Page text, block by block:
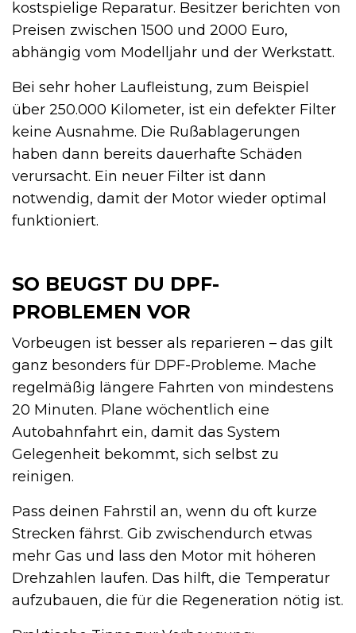
kostspielige Reparatur. Besitzer berichten von
Preisen zwischen 1500 und 2000 Euro,
abhängig vom Modelljahr und der Werkstatt.
Bei sehr hoher Laufleistung, zum Beispiel
über 250.000 Kilometer, ist ein defekter Filter
keine Ausnahme. Die Rußablagerungen
haben dann bereits dauerhafte Schäden
verursacht. Ein neuer Filter ist dann
notwendig, damit der Motor wieder optimal
funktioniert.
SO BEUGST DU DPF-
PROBLEMEN VOR
Vorbeugen ist besser als reparieren – das gilt
ganz besonders für DPF-Probleme. Mache
regelmäßig längere Fahrten von mindestens
20 Minuten. Plane wöchentlich eine
Autobahnfahrt ein, damit das System
Gelegenheit bekommt, sich selbst zu
reinigen.
Pass deinen Fahrstil an, wenn du oft kurze
Strecken fährst. Gib zwischendurch etwas
mehr Gas und lass den Motor mit höheren
Drehzahlen laufen. Das hilft, die Temperatur
aufzubauen, die für die Regeneration nötig ist.